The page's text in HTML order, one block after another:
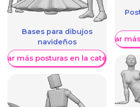
Bases para dibujos
navideños
más posturas en la categoría
Mostrar